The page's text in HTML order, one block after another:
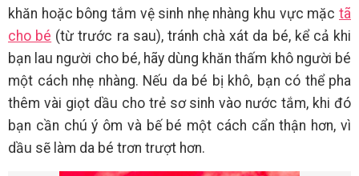
khăn hoặc bông tắm vệ sinh nhẹ nhàng khu vực mặc tã
cho bé (từ trước ra sau), tránh chà xát da bé, kể cả khi
bạn lau người cho bé, hãy dùng khăn thấm khô người bé
một cách nhẹ nhàng. Nếu da bé bị khô, bạn có thể pha
thêm vài giọt dầu cho trẻ sơ sinh vào nước tắm, khi đó
bạn cần chú ý ôm và bế bé một cách cẩn thận hơn, vì
dầu sẽ làm da bé trơn trượt hơn.